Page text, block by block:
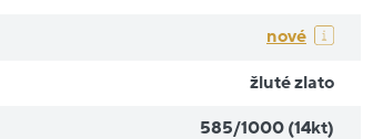
nové
žluté zlato
585/1000 (14kt)